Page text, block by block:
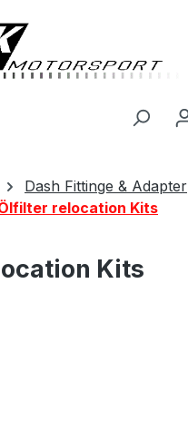
Dash Fittinge & Adapter
relocation Kits
Kits